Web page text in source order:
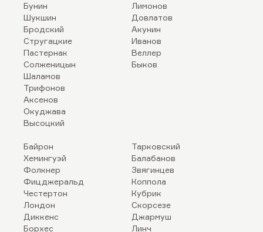
Бунин
Шукшин
Бродский
Стругацкие
Пастернак
Солженицын
Шаламов
Трифонов
Аксенов
Окуджава
Высоцкий
Лимонов
Довлатов
Акунин
Иванов
Веллер
Быков
Байрон
Хемингуэй
Фолкнер
Фицджеральд
Честертон
Лондон
Диккенс
Борхес
Тарковский
Балабанов
Звягинцев
Коппола
Кубрик
Скорсезе
Джармуш
Линч